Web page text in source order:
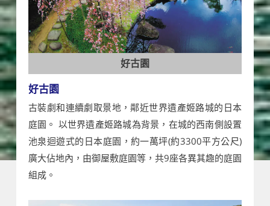
好古園
好古園
古裝劇和連續劇取景地，鄰近世界遺產姬路城的日本
庭園。 以世界遺產姬路城為背景，在城的西南側設置
池泉迴遊式的日本庭園，約一萬坪(約3300平方公尺)
廣大佔地內，由御屋敷庭園等，共9座各異其趣的庭園
組成。